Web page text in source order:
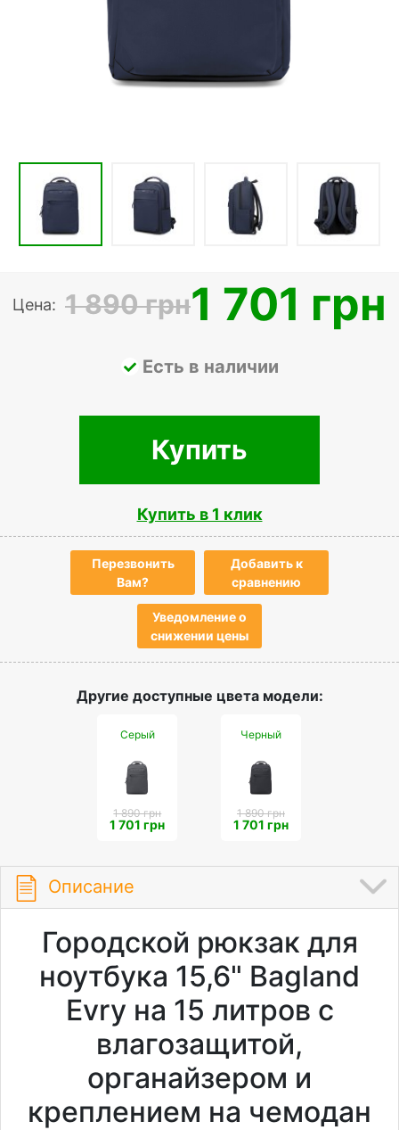
Цена: 1 890 грн1 701 грн
Есть в наличии
Купить
Купить в 1 клик
Перезвонить
Вам?
Добавить к
сравнению
Уведомление о
снижении цены
Другие доступные цвета модели:
Серый
1 890 грн
1 701 грн
Черный
1 890 грн
1 701 грн
Описание
Городской рюкзак для
ноутбука 15,6" Bagland
Evry на 15 литров с
влагозащитой,
органайзером и
креплением на чемодан